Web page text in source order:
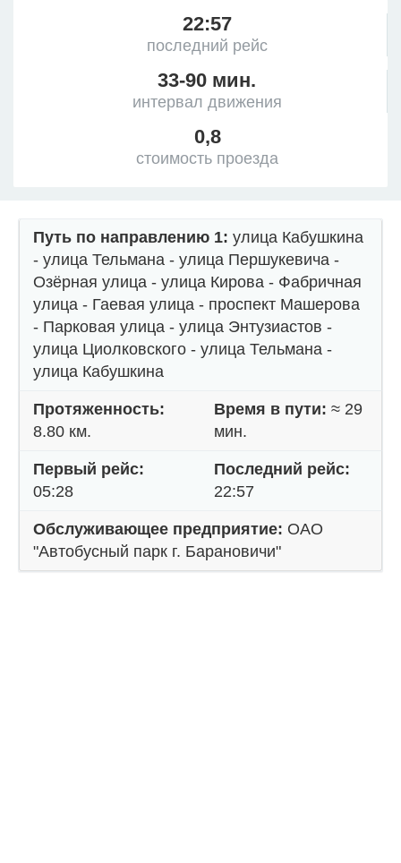
22:57
последний рейс
33-90 мин.
интервал движения
0,8
стоимость проезда
Путь по направлению 1: улица Кабушкина
- улица Тельмана - улица Першукевича -
Озёрная улица - улица Кирова - Фабричная
улица - Гаевая улица - проспект Машерова
- Парковая улица - улица Энтузиастов -
улица Циолковского - улица Тельмана -
улица Кабушкина
Протяженность:
8.80 км.
Время в пути: ≈ 29
мин.
Первый рейс:
05:28
Последний рейс:
22:57
Обслуживающее предприятие: ОАО
"Автобусный парк г. Барановичи"